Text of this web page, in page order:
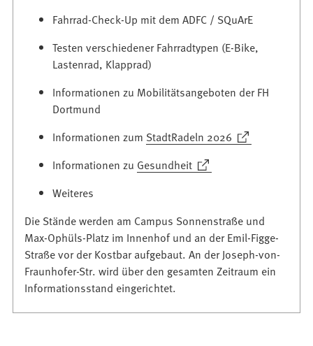
Fahrrad-Check-Up mit dem ADFC / SQuArE
Testen verschiedener Fahrradtypen (E-Bike,
Lastenrad, Klapprad)
Informationen zu Mobilitätsangeboten der FH
Dortmund
Informationen zum StadtRadeln 2026
(Öffnet
einem
Informationen zu Gesundheit
(Öffnet
einem
neuen
Tab)
Weiteres
Die Stände werden am Campus Sonnenstraße und
Max-Ophüls-Platz im Innenhof und an der Emil-Figge-
Straße vor der Kostbar aufgebaut. An der Joseph-von-
Fraunhofer-Str. wird über den gesamten Zeitraum ein
Informationsstand eingerichtet.